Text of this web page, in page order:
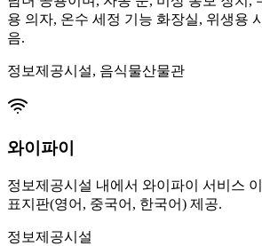
용 의자, 온수 세정 기능 화장실, 위생용
음.
정보제공시설, 음식물산물관
와이파이
정보제공시설 내에서 와이파이 서비스
표지판(영어, 중국어, 한국어) 제공.
정보제공시설